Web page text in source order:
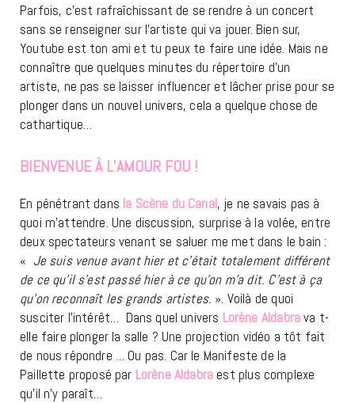
Parfois, c’est rafraîchissant de se rendre à un concert
sans se renseigner sur l’artiste qui va jouer. Bien sur,
Youtube est ton ami et tu peux te faire une idée. Mais ne
connaître que quelques minutes du répertoire d’un
artiste, ne pas se laisser influencer et lâcher prise pour se
plonger dans un nouvel univers, cela a quelque chose de
cathartique…
BIENVENUE À L’AMOUR FOU !
En pénétrant dans la Scène du Canal, je ne savais pas à
quoi m’attendre. Une discussion, surprise à la volée, entre
deux spectateurs venant se saluer me met dans le bain :
« Je suis venue avant hier et c’était totalement différent
de ce qu’il s’est passé hier à ce qu’on m’a dit. C’est à ça
qu’on reconnaît les grands artistes. ». Voilà de quoi
susciter l’intérêt… Dans quel univers Lorène Aldabrava t-
elle faire plonger la salle ? Une projection vidéo a tôt fait
de nous répondre … Ou pas. Car le Manifeste de la
Paillette proposé par Lorène Aldabra est plus complexe
qu’il n’y paraît…